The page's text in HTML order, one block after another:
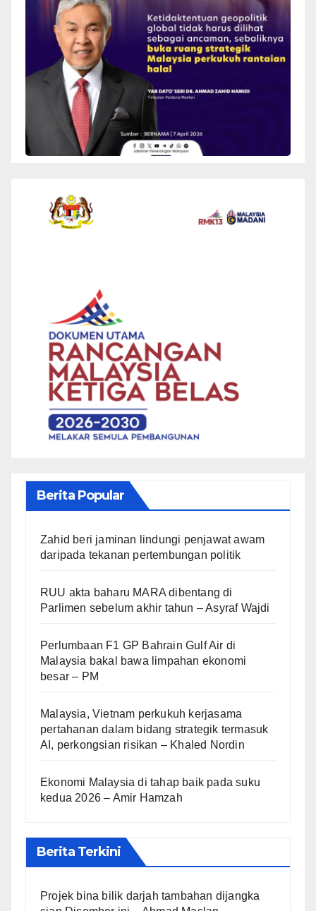
Berita Popular
Zahid beri jaminan lindungi penjawat awam
daripada tekanan pertembungan politik
RUU akta baharu MARA dibentang di
Parlimen sebelum akhir tahun – Asyraf Wajdi
Perlumbaan F1 GP Bahrain Gulf Air di
Malaysia bakal bawa limpahan ekonomi
besar – PM
Malaysia, Vietnam perkukuh kerjasama
pertahanan dalam bidang strategik termasuk
AI, perkongsian risikan – Khaled Nordin
Ekonomi Malaysia di tahap baik pada suku
kedua 2026 – Amir Hamzah
Berita Terkini
Projek bina bilik darjah tambahan dijangka